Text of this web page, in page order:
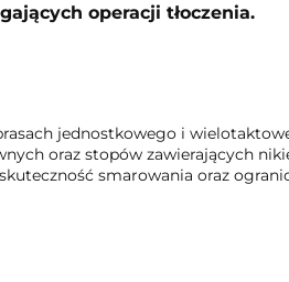
operacji tłoczenia.
jednostkowego i
oraz stopów zawierających
smarowania oraz